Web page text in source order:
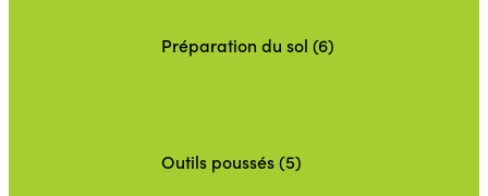
Préparation du sol (6)
Outils poussés (5)